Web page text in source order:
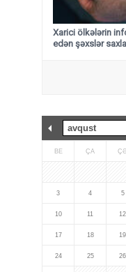
Xarici ölkələrin
edən şəxslər
BE ÇA
3 4 5
10 11 12
17 18 19
24 25 26